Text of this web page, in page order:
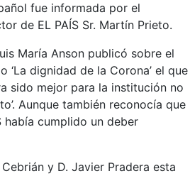
fue informada por el
de EL PAÍS Sr. Martín Prieto.
María Anson publicó sobre el
‘La dignidad de la Corona’ el que
sido mejor para la institución no
Aunque también reconocía que
había cumplido un deber
y D. Javier Pradera esta